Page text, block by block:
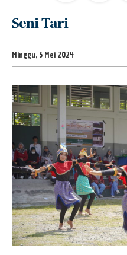
Seni Tari
Minggu, 5 Mei 2024